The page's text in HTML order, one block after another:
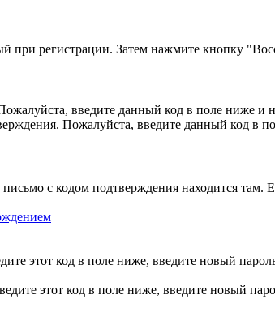
при регистрации. Затем нажмите кнопку
введите данный код в поле ниже и
Пожалуйста, введите данный код в
с кодом подтверждения находится там.
этот код в поле ниже, введите новый
этот код в поле ниже, введите новый